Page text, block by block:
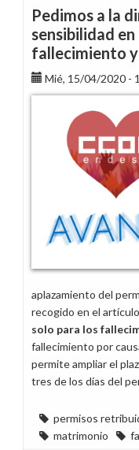
pesar
por
el
del
de
SEMI
en
Sevilla
Pedimos a la
sensibilidad
fallecimiento
Mié, 15/04/2020 -
aplazamiento del
recogido en el
solo para los
fallecimiento por
permite ampliar el
tres de los días del
permisos
matrimonio